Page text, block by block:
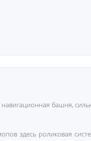
башня,
здесь роликовая